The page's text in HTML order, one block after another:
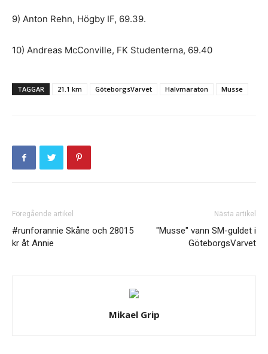
9) Anton Rehn, Högby IF, 69.39.
10) Andreas McConville, FK Studenterna, 69.40
TAGGAR 21.1 km GöteborgsVarvet Halvmaraton Musse
Föregående artikel
#runforannie Skåne och 28015
kr åt Annie
Nästa artikel
"Musse" vann SM-guldet i
GöteborgsVarvet
Mikael Grip